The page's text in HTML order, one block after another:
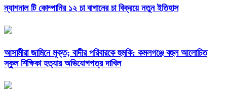
ন্যাশনাল টি কোম্পানির ১২ চা বাগানের চা বিক্রয়ে নতুন ইতিহাস
আসামীরা জামিনে মুক্ত; বাদীর পরিবারকে হুমকি: কমলগঞ্জে বহুল আলোচিত
স্কুল শিক্ষিকা হত্যার অভিযোগপত্র দাখিল